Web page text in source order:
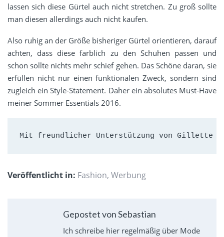
lassen sich diese Gürtel auch nicht stretchen. Zu groß sollte
man diesen allerdings auch nicht kaufen.
Also ruhig an der Größe bisheriger Gürtel orientieren, darauf
achten, dass diese farblich zu den Schuhen passen und
schon sollte nichts mehr schief gehen. Das Schöne daran, sie
erfüllen nicht nur einen funktionalen Zweck, sondern sind
zugleich ein Style-Statement. Daher ein absolutes Must-Have
meiner Sommer Essentials 2016.
Mit freundlicher Unterstützung von Gillette //
Veröffentlicht in: Fashion, Werbung
Gepostet von Sebastian
Ich schreibe hier regelmäßig über Mode